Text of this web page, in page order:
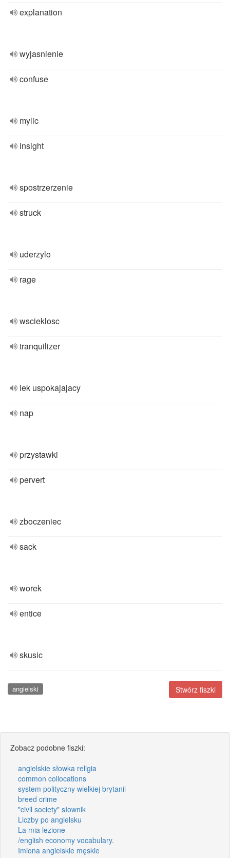
explanation
wyjasnienie
confuse
mylic
insight
spostrzerzenie
struck
uderzylo
rage
wscieklosc
tranquilizer
lek uspokajajacy
nap
przystawki
pervert
zboczeniec
sack
worek
entice
skusic
Stwórz fiszki
angielski
Zobacz podobne fiszki:
angielskie słowka religia
common collocations
system polityczny wielkiej brytanii
breed crime
"civil society" słownik
Liczby po angielsku
La mia lezione
/english economy vocabulary.
Imiona angielskie męskie